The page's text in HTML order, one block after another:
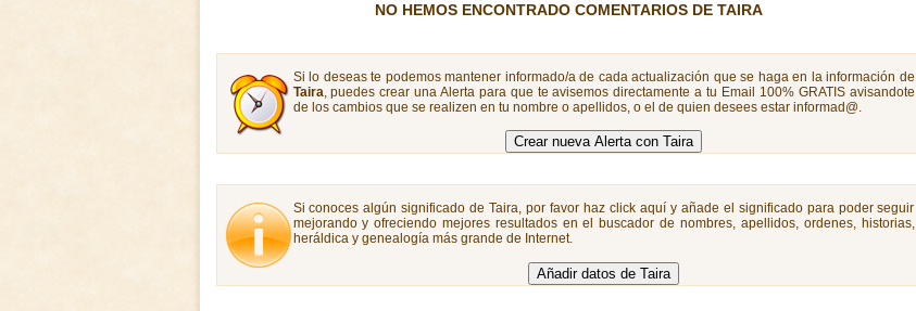
NO HEMOS ENCONTRADO COMENTARIOS DE TAIRA
Si lo deseas te podemos mantener informado/a de cada actualización que se haga en la información de
Taira, puedes crear una Alerta para que te avisemos directamente a tu Email 100% GRATIS avisandote
de los cambios que se realizen en tu nombre o apellidos, o el de quien desees estar informad@.
Si conoces algún significado de Taira, por favor haz click aquí y añade el significado para poder seguir
mejorando y ofreciendo mejores resultados en el buscador de nombres, apellidos, ordenes, historias,
heráldica y genealogía más grande de Internet.